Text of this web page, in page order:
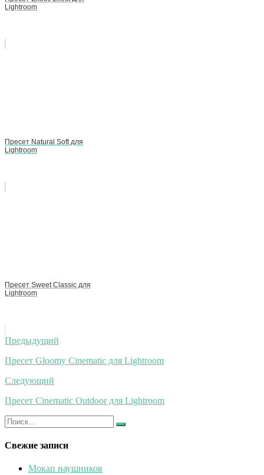
Lightroom
Пресет Natural Soft для
Lightroom
Пресет Sweet Classic для
Lightroom
Навигация
по
записям
Предыдущий
Пресет Gloomy Cinematic для Lightroom
Следующий
Пресет Cinematic Outdoor для Lightroom
Искать:
Найти
Свежие записи
Мокап наушников